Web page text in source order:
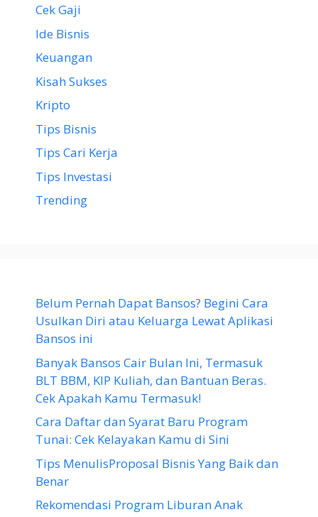
Cek Gaji
Ide Bisnis
Keuangan
Kisah Sukses
Kripto
Tips Bisnis
Tips Cari Kerja
Tips Investasi
Trending
Belum Pernah Dapat Bansos? Begini Cara
Usulkan Diri atau Keluarga Lewat Aplikasi
Bansos ini
Banyak Bansos Cair Bulan Ini, Termasuk
BLT BBM, KIP Kuliah, dan Bantuan Beras.
Cek Apakah Kamu Termasuk!
Cara Daftar dan Syarat Baru Program
Tunai: Cek Kelayakan Kamu di Sini
Tips MenulisProposal Bisnis Yang Baik dan
Benar
Rekomendasi Program Liburan Anak